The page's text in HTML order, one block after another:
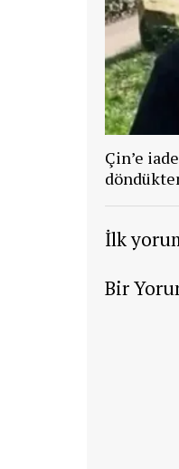
Çin’e
İlk
Bir